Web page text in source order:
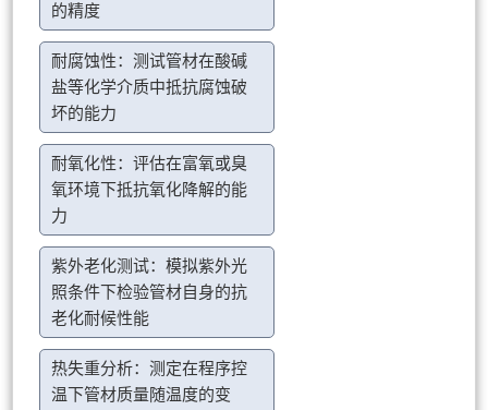
的精度
耐腐蚀性：测试管材在酸碱
盐等化学介质中抵抗腐蚀破
坏的能力
耐氧化性：评估在富氧或臭
氧环境下抵抗氧化降解的能
力
紫外老化测试：模拟紫外光
照条件下检验管材自身的抗
老化耐候性能
热失重分析：测定在程序控
温下管材质量随温度的变